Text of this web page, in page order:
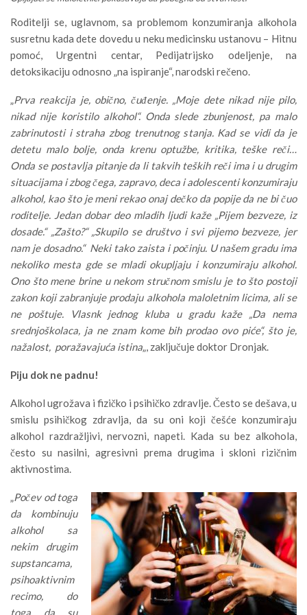
Roditelji se, uglavnom, sa problemom konzumiranja alkohola
susretnu kada dete dovedu u neku medicinsku ustanovu – Hitnu
pomoć, Urgentni centar, Pedijatrijsko odeljenje, na
detoksikaciju odnosno „na ispiranje“, narodski rečeno.
„Prva reakcija je, obično, čuđenje. „Moje dete nikad nije pilo,
nikad nije koristilo alkohol“. Onda slede zbunjenost, pa malo
zabrinutosti i straha zbog trenutnog stanja. Kad se vidi da je
detetu malo bolje, onda krenu optužbe, kritika, teške reči…
Onda se postavlja pitanje da li takvih teških reči ima i u drugim
situacijama i zbog čega, zapravo, deca i adolescenti konzumiraju
alkohol, kao što je meni rekao onaj dečko da popije da ne bi čuo
roditelje. Jedan dobar deo mladih ljudi kaže „Pijem bezveze, iz
dosade.“ „Zašto?“ „Skupilo se društvo i svi pijemo bezveze, jer
nam je dosadno.“ Neki tako zaista i počinju. U našem gradu ima
nekoliko mesta gde se mladi okupljaju i konzumiraju alkohol.
Ono što mene brine u nekom stručnom smislu je to što postoji
zakon koji zabranjuje prodaju alkohola maloletnim licima, ali se
ne poštuje. Vlasnk jednog kluba u gradu kaže „Da nema
srednjoškolaca, ja ne znam kome bih prodao ovo piće“, što je,
nažalost, poražavajuća istina„, zaključuje doktor Dronjak.
Piju dok ne padnu!
Alkohol ugrožava i fizičko i psihičko zdravlje. Često se dešava, u
smislu psihičkog zdravlja, da su oni koji češće konzumiraju
alkohol razdražljivi, nervozni, napeti. Kada su bez alkohola,
često su nasilni, agresivni prema drugima i skloni rizičnim
aktivnostima.
„Počev od toga
da kombinuju
alkohol sa
nekim drugim
supstancama,
psihoaktivnim
recimo, do